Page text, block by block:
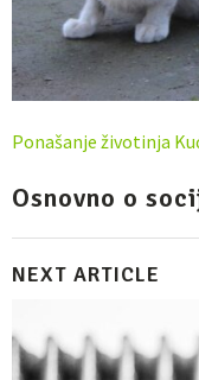
Ponašanje životinja
Osnovno o
NEXT ARTICLE